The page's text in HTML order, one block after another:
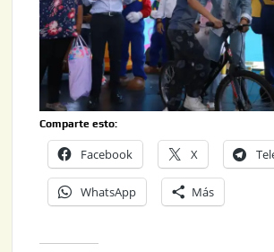
Comparte esto:
Facebook X
WhatsApp Más